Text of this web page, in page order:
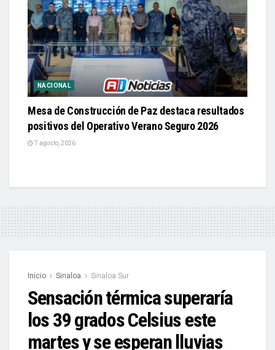
NACIONAL
Mesa de Construcción de Paz destaca resultados
positivos del Operativo Verano Seguro 2026
7 agosto, 2026
Inicio Sinaloa Sinaloa Sur
Sensación térmica superaría
los 39 grados Celsius este
martes y se esperan lluvias